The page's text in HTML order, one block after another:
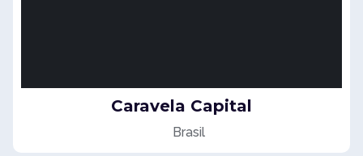
Caravela Capital
Brasil